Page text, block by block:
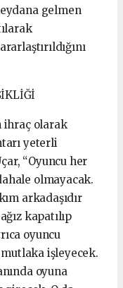
gelmen
ihraç olarak
yeterli
“Oyuncu her
olmayacak.
arkadaşıdır
kapatılıp
oyuncu
işleyecek.
oyuna